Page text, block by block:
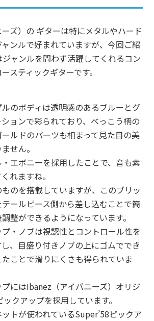
ズ）の ギターは特にメタルやハード
ンルで好まれていますが、今回ご紹
ャンルを問わず活躍してくれるコン
スティックギターです。
のボディは透明感のあるブルーとグ
ョンで彩られており、べっこう柄の
ルドのパーツも相まって見た目の美
せん。
エボニーを採用したことで、音も素
れますね。
のを搭載していますが、このブリッ
ールピース側から差し込むことで簡
整ができるようになっています。
・ノブは視認性とコントロール性を
、目盛り付きノブの上にゴムででき
ことで滑りにくさも得られていま
にはIbanez（アイバニーズ）オリジ
クアップを採用しています。
トが使われているSuper’58ピックア